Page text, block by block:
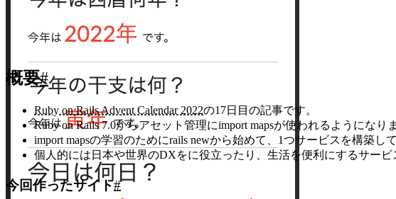
概要#
Ruby on Rails Advent Calendar 2022の17日目の記事です。
Ruby on Rails 7.0からアセット管理にimport mapsが使われるようにな
import mapsの学習のためにrails newから始めて、1つサービスを構築し
個人的には日本や世界のDXをに役立ったり、生活を便利にするサー
今回作ったサイト#